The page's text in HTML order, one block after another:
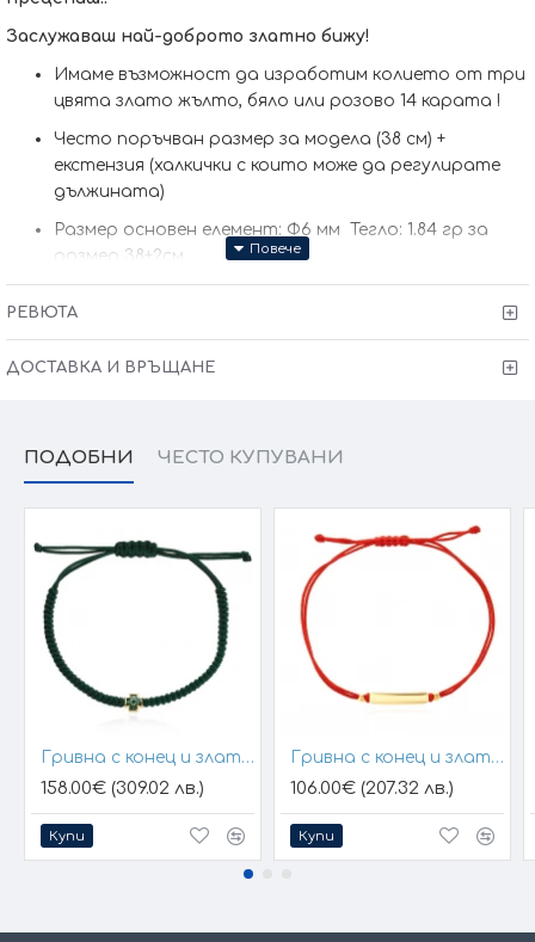
Заслужаваш най-доброто златно бижу!
Имаме възможност да изработим кoлието от три
цвята злато жълто, бяло или розово 14 карата !
Често поръчван размер за модела (38 см) +
екстензия (халкички с които може да регулирате
дължината)
Размер основен елемент: Ф6 мм Тегло: 1.84 гр за
размер 38+2см
размер (запишете в забележки към поръчката)
Към колието се предлагат обеци
Kрайната цена и теглото може да варират тъй като
нашите продукти се изработват ръчно +/- 10% според
размера на изделието.
При онлайн поръчка, ще се свържем с вас, за да уточним
всички характеристики и изисквания за изработката.
VICTORIA GOLD&SILVER Всичко хубаво е с теб !
РЕВЮТА
ДОСТАВКА И ВРЪЩАНЕ
ПОДОБНИ ЧЕСТО КУПУВАНИ
Гривна с конец и златен елемент кръст
158.00€ (309.02 лв.)
Купи
Гривна с конец и златна плочка за гравиране
106.00€ (207.32 лв.)
Купи